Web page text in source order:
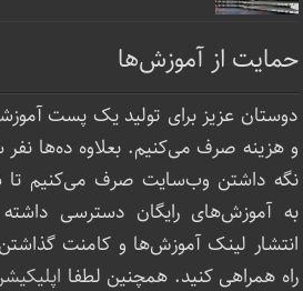
حمایت از آموزش‌ها
دوستان عزیز برای تولید یک پست
و هزینه صرف می‌کنیم. بعلاوه ده‌ها نفر
نگه داشتن وب‌سایت صرف ‌می‌کنیم تا
به آموزش‌های رایگان دسترسی
انتشار لینک‌ آموزش‌ها و کامنت گذاشتن
راه همراهی کنید. همچنین لطفا